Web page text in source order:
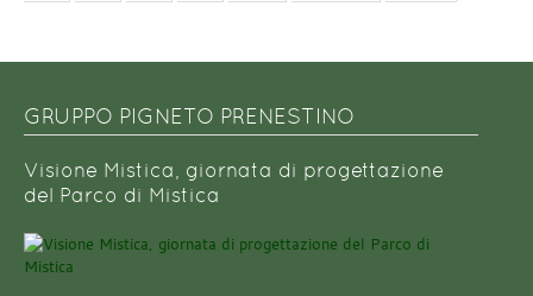
GRUPPO PIGNETO PRENESTINO
Visione Mistica, giornata di progettazione
del Parco di Mistica